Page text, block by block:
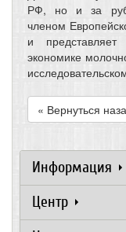
РФ, но и за
членом
и
экономике
« Вернуться
Информация
Центр